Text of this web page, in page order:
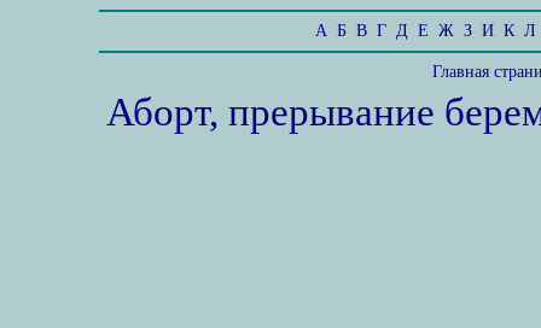
А Б В Г Д Е Ж З И К Л
Главная
Аборт, прерывание